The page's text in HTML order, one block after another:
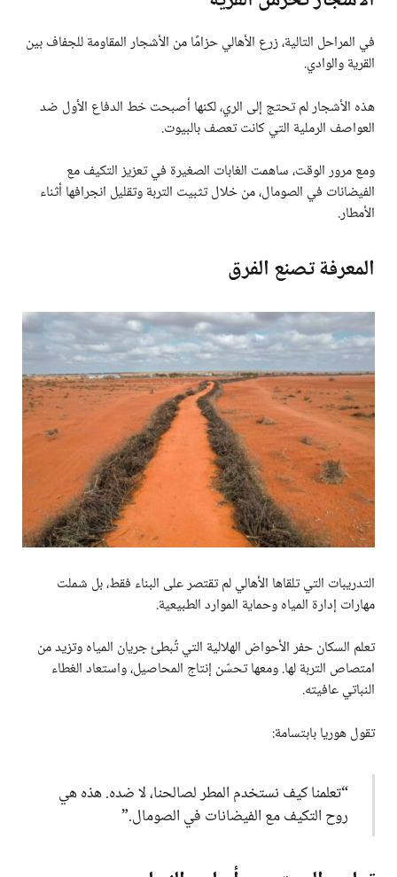
في المراحل التالية، زرع الأهالي حزامًا من الأشجار المقاومة للجفاف بين
القرية والوادي.
هذه الأشجار لم تحتج إلى الري، لكنها أصبحت خط الدفاع الأول ضد
العواصف الرملية التي كانت تعصف بالبيوت.
ومع مرور الوقت، ساهمت الغابات الصغيرة في تعزيز التكيف مع
الفيضانات في الصومال، من خلال تثبيت التربة وتقليل انجرافها أثناء
الأمطار.
المعرفة تصنع الفرق
التدريبات التي تلقاها الأهالي لم تقتصر على البناء فقط، بل شملت
مهارات إدارة المياه وحماية الموارد الطبيعية.
تعلم السكان حفر الأحواض الهلالية التي تُبطئ جريان المياه وتزيد من
امتصاص التربة لها. ومعها تحسّن إنتاج المحاصيل، واستعاد الغطاء
النباتي عافيته.
تقول هوريا بابتسامة:
“تعلمنا كيف نستخدم المطر لصالحنا، لا ضده. هذه هي
روح التكيف مع الفيضانات في الصومال.”